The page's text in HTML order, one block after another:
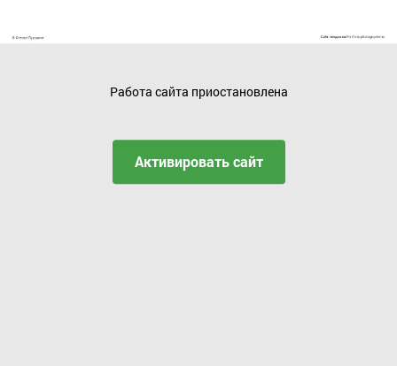
Работа сайта приостановлена
Активировать сайт